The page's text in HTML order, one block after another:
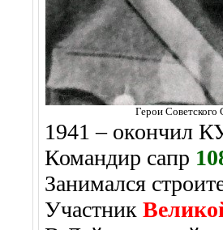
Герои
1941 – окончил
Командир сапр
Занимался
Участник